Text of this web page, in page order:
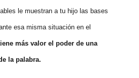
le muestran a tu hijo las bases
esa misma situación en el
más valor el poder de una
la palabra.